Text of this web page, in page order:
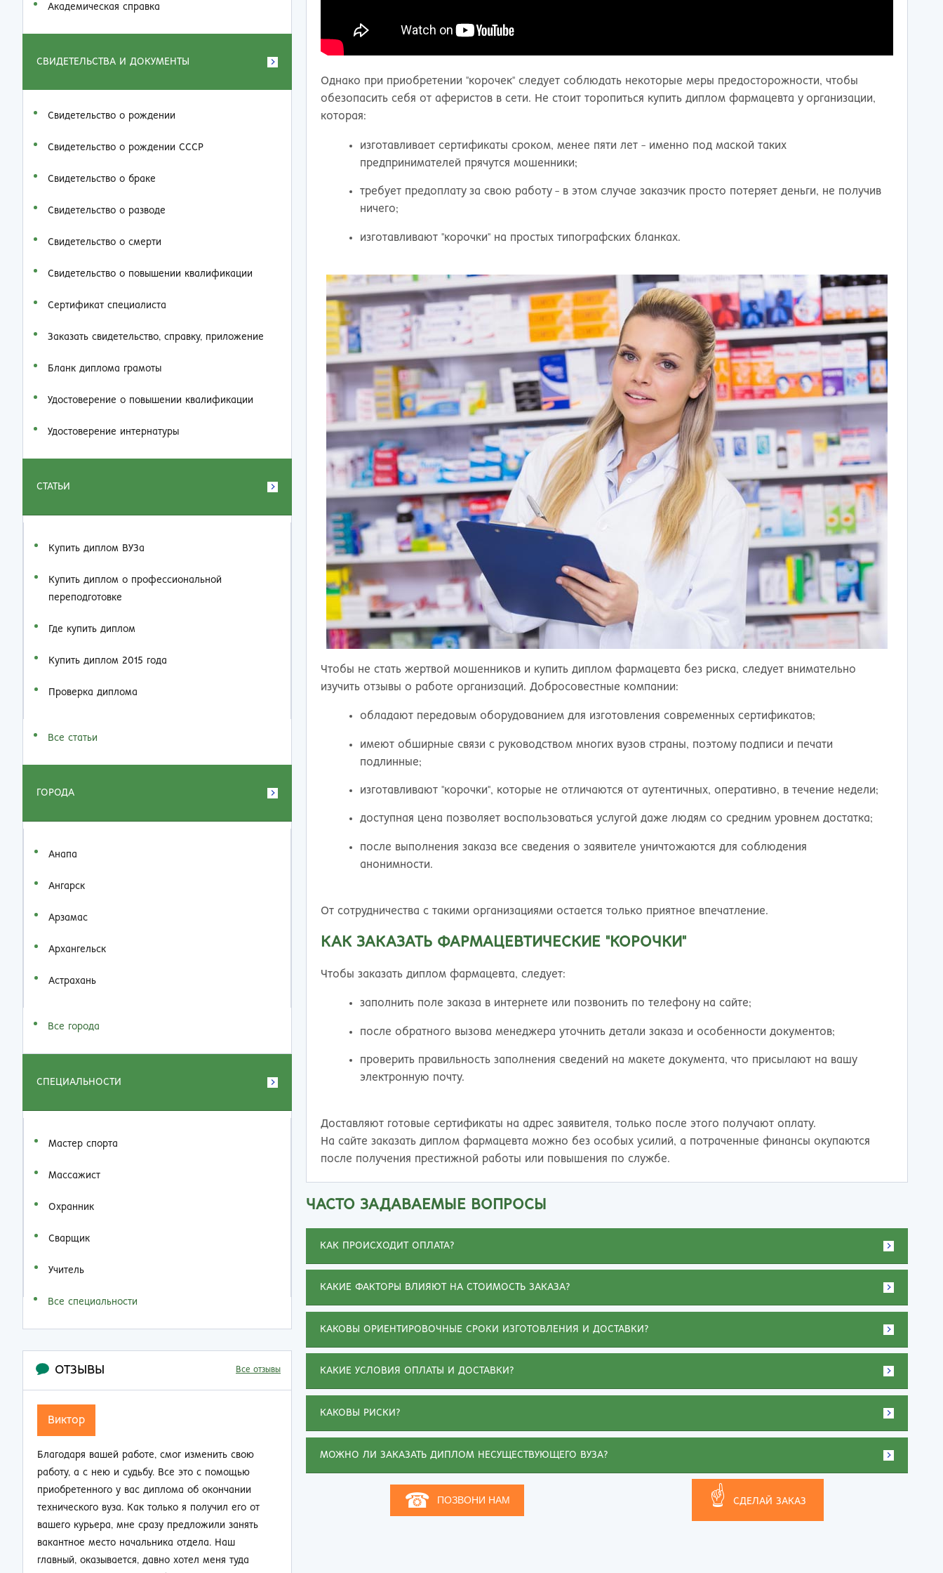
Академическая справка
СВИДЕТЕЛЬСТВА И ДОКУМЕНТЫ
Свидетельство о рождении
Свидетельство о рождении СССР
Свидетельство о браке
Свидетельство о разводе
Свидетельство о смерти
Свидетельство о повышении квалификации
Сертификат специалиста
Заказать cвидетельство, справку, приложение
Бланк диплома грамоты
Удостоверение о повышении квалификации
Удостоверение интернатуры
СТАТЬИ
Купить диплом ВУЗа
Купить диплом о профессиональной
переподготовке
Где купить диплом
Купить диплом 2015 года
Проверка диплома
Все статьи
ГОРОДА
Анапа
Ангарск
Арзамас
Архангельск
Астрахань
Все города
СПЕЦИАЛЬНОСТИ
Мастер спорта
Массажист
Охранник
Сварщик
Учитель
Все специальности
ОТЗЫВЫ Все отзывы
Семен Семенович
Не думал, что по прошествии 20 лет работы на
производстве так резко смогу изменить свою
жизнь. Приобрел диплом об окончании заочно
техникума и теперь стал мастером смены.
Зарплата выросла почти в 2 раза, ребята на
работе смотрят на меня другими глазами. Жена
не нарадуется таким приятным переменам.
Не буду жаловаться на обстоятельства,
помешавшие получить диплом о высшем
образовании. Зато могу похвалиться, что
приобрела на этом сайте диплом ВУЗа, о котором
Однако при приобретении "корочек" следует соблюдать некоторые меры предосторожности, чтобы
обезопасить себя от аферистов в сети. Не стоит торопиться купить диплом фармацевта у организации,
которая:
изготавливает сертификаты сроком, менее пяти лет - именно под маской таких
предпринимателей прячутся мошенники;
требует предоплату за свою работу - в этом случае заказчик просто потеряет деньги, не получив
ничего;
изготавливают "корочки" на простых типографских бланках.
Чтобы не стать жертвой мошенников и купить диплом фармацевта без риска, следует внимательно
изучить отзывы о работе организаций. Добросовестные компании:
обладают передовым оборудованием для изготовления современных сертификатов;
имеют обширные связи с руководством многих вузов страны, поэтому подписи и печати
подлинные;
изготавливают "корочки", которые не отличаются от аутентичных, оперативно, в течение недели;
доступная цена позволяет воспользоваться услугой даже людям со средним уровнем достатка;
после выполнения заказа все сведения о заявителе уничтожаются для соблюдения
анонимности.
От сотрудничества с такими организациями остается только приятное впечатление.
КАК ЗАКАЗАТЬ ФАРМАЦЕВТИЧЕСКИЕ "КОРОЧКИ"
Чтобы заказать диплом фармацевта, следует:
заполнить поле заказа в интернете или позвонить по телефону на сайте;
после обратного вызова менеджера уточнить детали заказа и особенности документов;
проверить правильность заполнения сведений на макете документа, что присылают на вашу
электронную почту.
Доставляют готовые сертификаты на адрес заявителя, только после этого получают оплату.
На сайте заказать диплом фармацевта можно без особых усилий, а потраченные финансы окупаются
после получения престижной работы или повышения по службе.
ЧАСТО ЗАДАВАЕМЫЕ ВОПРОСЫ
КАК ПРОИСХОДИТ ОПЛАТА?
КАКИЕ ФАКТОРЫ ВЛИЯЮТ НА СТОИМОСТЬ ЗАКАЗА?
КАКОВЫ ОРИЕНТИРОВОЧНЫЕ СРОКИ ИЗГОТОВЛЕНИЯ И ДОСТАВКИ?
КАКИЕ УСЛОВИЯ ОПЛАТЫ И ДОСТАВКИ?
КАКОВЫ РИСКИ?
МОЖНО ЛИ ЗАКАЗАТЬ ДИПЛОМ НЕСУЩЕСТВУЮЩЕГО ВУЗА?
☎ ПОЗВОНИ НАМ ☝ СДЕЛАЙ ЗАКАЗ